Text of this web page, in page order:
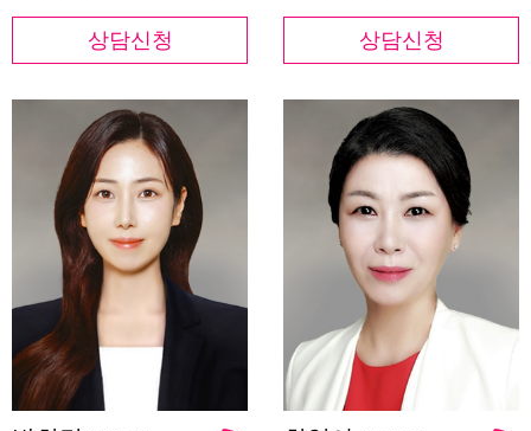
상담신청 상담신청